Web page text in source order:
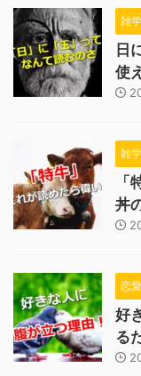
雑学
日
使
雑学
丼
恋愛
好
る